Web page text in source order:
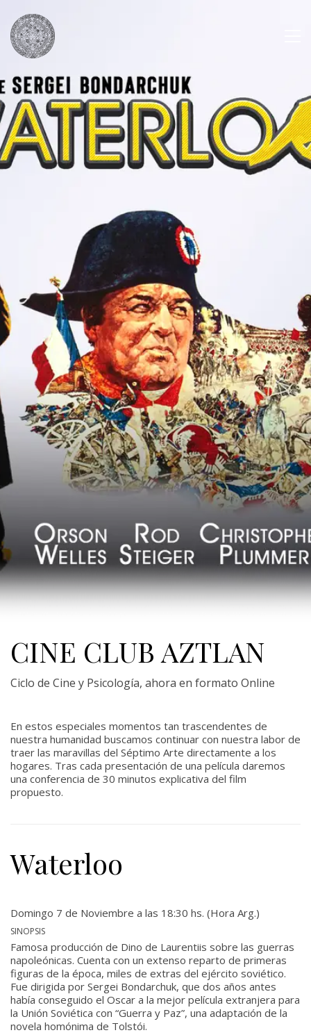
CINE CLUB AZTLAN
Ciclo de Cine y Psicología, ahora en formato Online
En estos especiales momentos tan trascendentes de
nuestra humanidad buscamos continuar con nuestra labor de
traer las maravillas del Séptimo Arte directamente a los
hogares. Tras cada presentación de una película daremos
una conferencia de 30 minutos explicativa del film
propuesto.
Waterloo
Domingo 7 de Noviembre a las 18:30 hs. (Hora Arg.)
SINOPSIS
Famosa producción de Dino de Laurentiis sobre las guerras
napoleónicas. Cuenta con un extenso reparto de primeras
figuras de la época, miles de extras del ejército soviético.
Fue dirigida por Sergei Bondarchuk, que dos años antes
había conseguido el Oscar a la mejor película extranjera para
la Unión Soviética con “Guerra y Paz”, una adaptación de la
novela homónima de Tolstói.